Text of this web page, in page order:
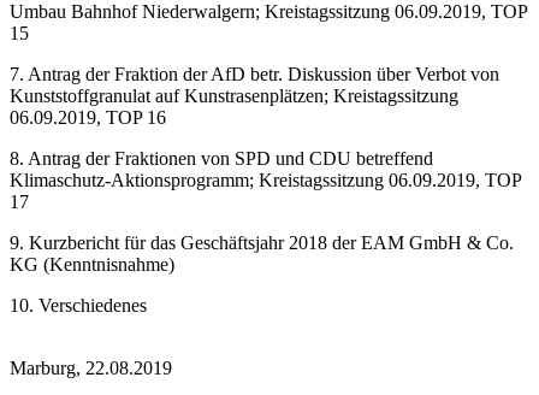
Umbau Bahnhof Niederwalgern; Kreistagssitzung 06.09.2019, TOP
15
7. Antrag der Fraktion der AfD betr. Diskussion über Verbot von
Kunststoffgranulat auf Kunstrasenplätzen; Kreistagssitzung
06.09.2019, TOP 16
8. Antrag der Fraktionen von SPD und CDU betreffend
Klimaschutz-Aktionsprogramm; Kreistagssitzung 06.09.2019, TOP
17
9. Kurzbericht für das Geschäftsjahr 2018 der EAM GmbH & Co.
KG (Kenntnisnahme)
10. Verschiedenes
Marburg, 22.08.2019